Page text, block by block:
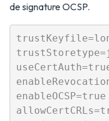
de signature OCSP.
enableOCSP=true